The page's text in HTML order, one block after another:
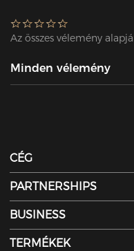
Az összes vélemény
Minden vélemény
CÉG
PARTNERSHIPS
BUSINESS
TERMÉKEK